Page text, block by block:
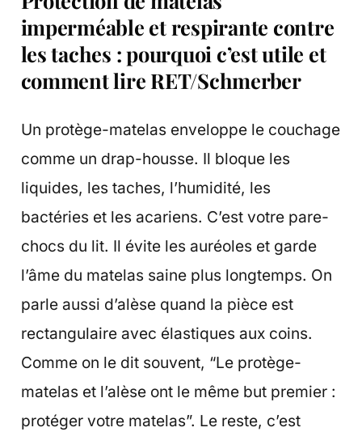
imperméable et respirante contre
les taches : pourquoi c’est utile et
comment lire RET/Schmerber
Un protège-matelas enveloppe le couchage
comme un drap-housse. Il bloque les
liquides, les taches, l’humidité, les
bactéries et les acariens. C’est votre pare-
chocs du lit. Il évite les auréoles et garde
l’âme du matelas saine plus longtemps. On
parle aussi d’alèse quand la pièce est
rectangulaire avec élastiques aux coins.
Comme on le dit souvent, “Le protège-
matelas et l’alèse ont le même but premier :
protéger votre matelas”. Le reste, c’est